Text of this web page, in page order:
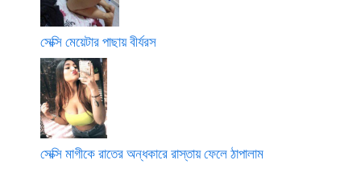
সেক্সি মেয়েটার পাছায় বীর্যরস
সেক্সি মাগীকে রাতের অন্ধকারে রাস্তায় ফেলে ঠাপালাম